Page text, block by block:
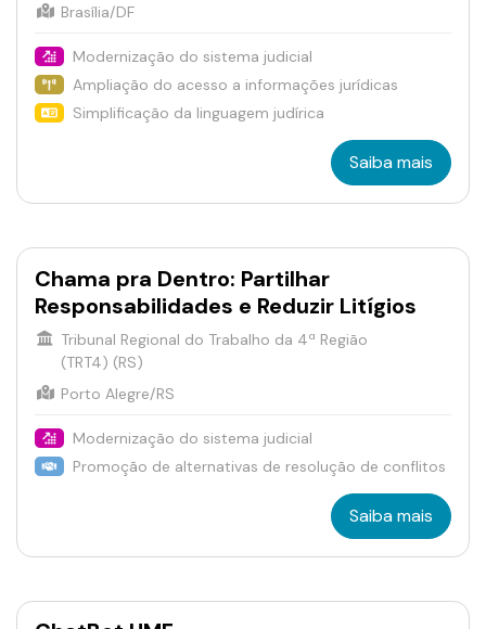
Brasília/DF
Modernização do sistema judicial
Ampliação do acesso a informações jurídicas
Simplificação da linguagem judírica
Saiba mais
Chama pra Dentro: Partilhar
Responsabilidades e Reduzir Litígios
Tribunal Regional do Trabalho da 4ª Região
(TRT4) (RS)
Porto Alegre/RS
Modernização do sistema judicial
Promoção de alternativas de resolução de conflitos
Saiba mais